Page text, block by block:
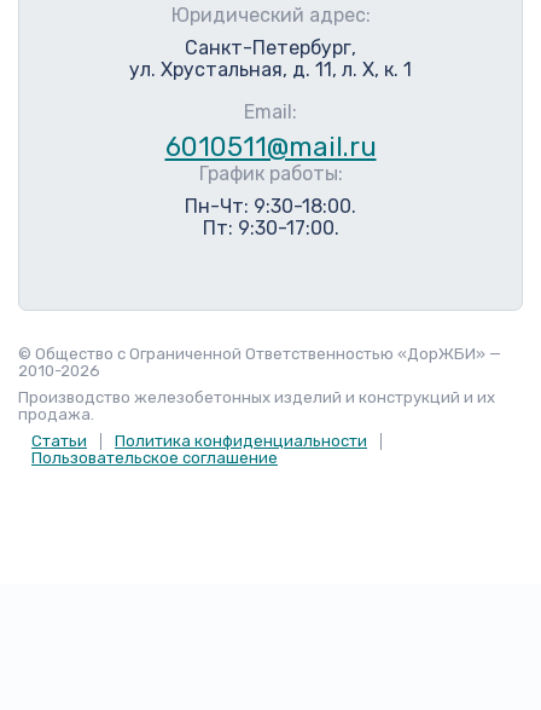
Юридический адрес:
Санкт-Петербург,
ул. Хрустальная, д. 11, л. Х, к. 1
Email:
6010511@mail.ru
График работы:
Пн-Чт: 9:30-18:00.
Пт: 9:30-17:00.
© Общество с Ограниченной Ответственностью «ДорЖБИ» —
2010-2026
Производство железобетонных изделий и конструкций и их
продажа.
Статьи
Политика конфиденциальности
Пользовательское соглашение